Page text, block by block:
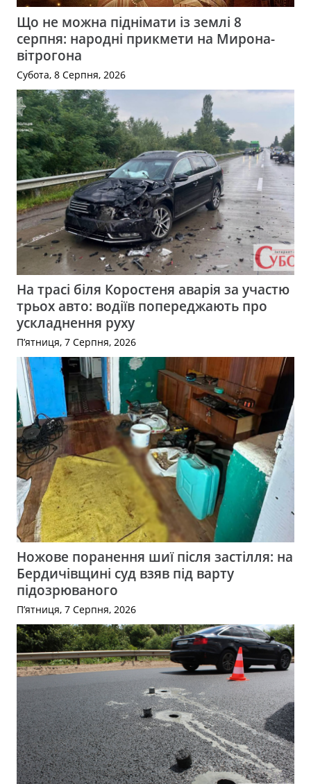
Що не можна піднімати із землі 8
серпня: народні прикмети на Мирона-
вітрогона
Субота, 8 Серпня, 2026
На трасі біля Коростеня аварія за участю
трьох авто: водіїв попереджають про
ускладнення руху
П’ятниця, 7 Серпня, 2026
Ножове поранення шиї після застілля: на
Бердичівщині суд взяв під варту
підозрюваного
П’ятниця, 7 Серпня, 2026